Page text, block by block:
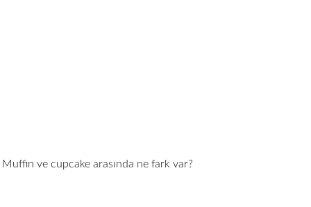
Muffin ve cupcake arasında ne fark var?